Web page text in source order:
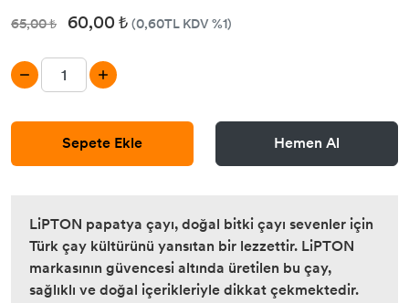
65,00 ₺ 60,00 ₺ (0,60TL KDV %1)
Sepete Ekle Hemen Al
LiPTON papatya çayı, doğal bitki çayı sevenler için
Türk çay kültürünü yansıtan bir lezzettir. LiPTON
markasının güvencesi altında üretilen bu çay,
sağlıklı ve doğal içerikleriyle dikkat çekmektedir.